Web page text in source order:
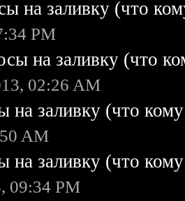
на заливку (что
PM
на заливку (что
02:26 AM
на заливку (что
AM
на заливку (что
09:34 PM